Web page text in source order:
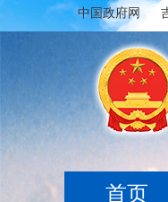
中国政府网
首页